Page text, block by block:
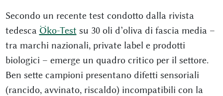
Secondo un recente test condotto dalla rivista
tedesca Öko-Test su 30 oli d’oliva di fascia media –
tra marchi nazionali, private label e prodotti
biologici – emerge un quadro critico per il settore.
Ben sette campioni presentano difetti sensoriali
(rancido, avvinato, riscaldo) incompatibili con la